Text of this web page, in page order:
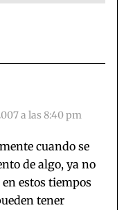
a las 8:40 pm
cuando se
de algo, ya no
estos tiempos
tener